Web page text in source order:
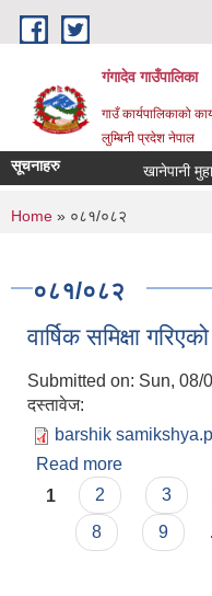
Skip to main content
गंगादेव गाउँपालिका
गाउँ कार्यपालिकाको
लुम्बिनी प्रदेश नेपाल
सूचनाहरु खानेपानी मुहान
You are here
Home » ०८१/०८२
०८१/०८२
वार्षिक समिक्षा
Submitted on: Sun, 08/
दस्तावेज:
barshik
Read more
Pages
1 2 3
8
9